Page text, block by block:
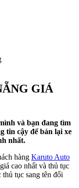
GIÁ
và bạn đang tìm
tin cậy để bán lại xe
nhất.
hàng Karuto Auto
cao nhất và thủ tục
tục sang tên đổi